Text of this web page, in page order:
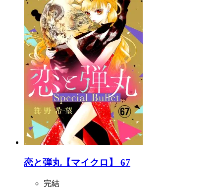
恋と弾丸【マイクロ】 67
完結